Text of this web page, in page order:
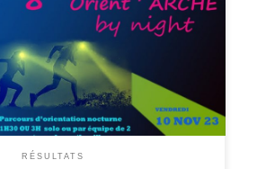
RÉSULTATS